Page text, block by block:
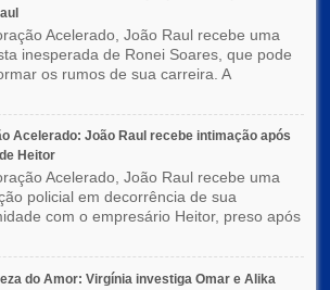
Acelerado, João Raul recebe uma
inesperada de Ronei Soares, que pode
os rumos de sua carreira. A
Acelerado: João Raul recebe intimação após
Heitor
Acelerado, João Raul recebe uma
policial em decorrência de sua
com o empresário Heitor, preso após
do Amor: Virgínia investiga Omar e Alika